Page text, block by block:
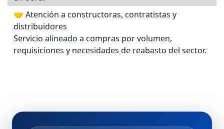
🤝 Atención a constructoras, contratistas y
distribuidores
Servicio alineado a compras por volumen,
requisiciones y necesidades de reabasto del sector.